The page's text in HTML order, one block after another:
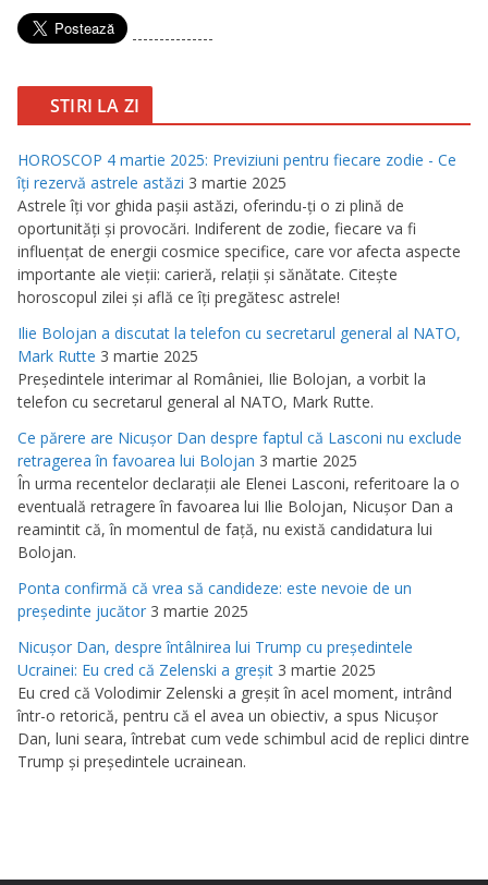
---------------
STIRI LA ZI
HOROSCOP 4 martie 2025: Previziuni pentru fiecare zodie - Ce
îţi rezervă astrele astăzi 3 martie 2025
Astrele îţi vor ghida paşii astăzi, oferindu-ţi o zi plină de
oportunităţi şi provocări. Indiferent de zodie, fiecare va fi
influenţat de energii cosmice specifice, care vor afecta aspecte
importante ale vieţii: carieră, relaţii şi sănătate. Citeşte
horoscopul zilei şi află ce îţi pregătesc astrele!
Ilie Bolojan a discutat la telefon cu secretarul general al NATO,
Mark Rutte 3 martie 2025
Preşedintele interimar al României, Ilie Bolojan, a vorbit la
telefon cu secretarul general al NATO, Mark Rutte.
Ce părere are Nicuşor Dan despre faptul că Lasconi nu exclude
retragerea în favoarea lui Bolojan 3 martie 2025
În urma recentelor declaraţii ale Elenei Lasconi, referitoare la o
eventuală retragere în favoarea lui Ilie Bolojan, Nicuşor Dan a
reamintit că, în momentul de faţă, nu există candidatura lui
Bolojan.
Ponta confirmă că vrea să candideze: este nevoie de un
preşedinte jucător 3 martie 2025
Nicuşor Dan, despre întâlnirea lui Trump cu preşedintele
Ucrainei: Eu cred că Zelenski a greşit 3 martie 2025
Eu cred că Volodimir Zelenski a greşit în acel moment, intrând
într-o retorică, pentru că el avea un obiectiv, a spus Nicuşor
Dan, luni seara, întrebat cum vede schimbul acid de replici dintre
Trump şi preşedintele ucrainean.